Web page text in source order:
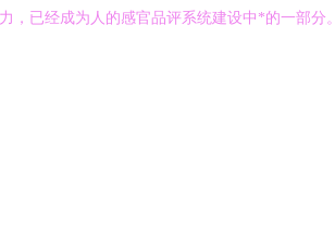
，已经成为人的感官品评系统建设中*的一部分。